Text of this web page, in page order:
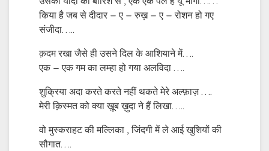
किया है जब से दीदार – ए – रुख़ – ए – रोशन हो गए
संजीदा…..
क़दम रखा जैसे ही उसने दिल के आशियाने में….
एक – एक गम का लम्हा हो गया अलविदा ….
शुक्रिया अदा करते करते नहीं थकते मेरे अल्फ़ाज़ ….
मेरी क़िस्मत को क्या ख़ूब ख़ुदा ने हैं लिखा…..
वो मुस्कराहट की मल्लिका , जिंदगी में ले आई खुशियों की
सौगात….